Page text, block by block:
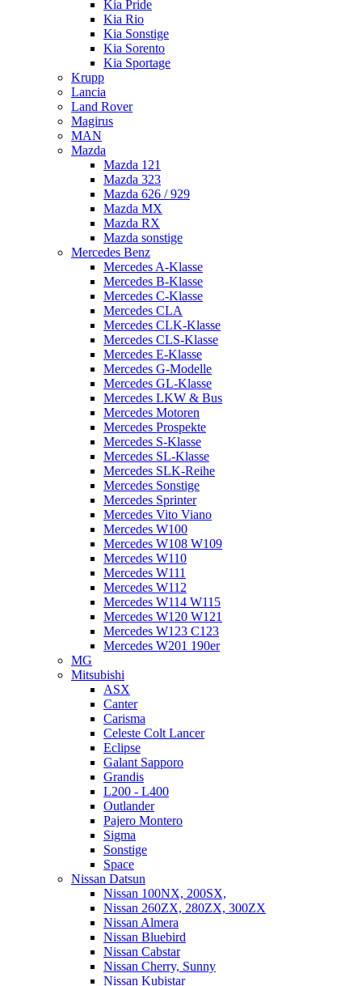
Kia Pride
Kia Rio
Kia Sonstige
Kia Sorento
Kia Sportage
Krupp
Lancia
Land Rover
Magirus
MAN
Mazda
Mazda 121
Mazda 323
Mazda 626 / 929
Mazda MX
Mazda RX
Mazda sonstige
Mercedes Benz
Mercedes A-Klasse
Mercedes B-Klasse
Mercedes C-Klasse
Mercedes CLA
Mercedes CLK-Klasse
Mercedes CLS-Klasse
Mercedes E-Klasse
Mercedes G-Modelle
Mercedes GL-Klasse
Mercedes LKW & Bus
Mercedes Motoren
Mercedes Prospekte
Mercedes S-Klasse
Mercedes SL-Klasse
Mercedes SLK-Reihe
Mercedes Sonstige
Mercedes Sprinter
Mercedes Vito Viano
Mercedes W100
Mercedes W108 W109
Mercedes W110
Mercedes W111
Mercedes W112
Mercedes W114 W115
Mercedes W120 W121
Mercedes W123 C123
Mercedes W201 190er
MG
Mitsubishi
ASX
Canter
Carisma
Celeste Colt Lancer
Eclipse
Galant Sapporo
Grandis
L200 - L400
Outlander
Pajero Montero
Sigma
Sonstige
Space
Nissan Datsun
Nissan 100NX, 200SX,
Nissan 260ZX, 280ZX, 300ZX
Nissan Almera
Nissan Bluebird
Nissan Cabstar
Nissan Cherry, Sunny
Nissan Kubistar